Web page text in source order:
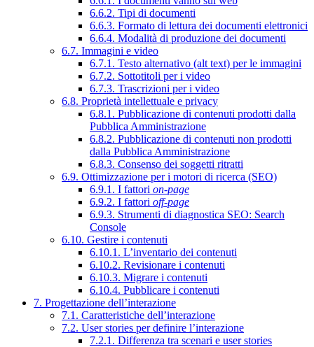
6.6.2. Tipi di documenti
6.6.3. Formato di lettura dei documenti elettronici
6.6.4. Modalità di produzione dei documenti
6.7. Immagini e video
6.7.1. Testo alternativo (alt text) per le immagini
6.7.2. Sottotitoli per i video
6.7.3. Trascrizioni per i video
6.8. Proprietà intellettuale e privacy
6.8.1. Pubblicazione di contenuti prodotti dalla
Pubblica Amministrazione
6.8.2. Pubblicazione di contenuti non prodotti
dalla Pubblica Amministrazione
6.8.3. Consenso dei soggetti ritratti
6.9. Ottimizzazione per i motori di ricerca (SEO)
6.9.1. I fattori on-page
6.9.2. I fattori off-page
6.9.3. Strumenti di diagnostica SEO: Search
Console
6.10. Gestire i contenuti
6.10.1. L’inventario dei contenuti
6.10.2. Revisionare i contenuti
6.10.3. Migrare i contenuti
6.10.4. Pubblicare i contenuti
7. Progettazione dell’interazione
7.1. Caratteristiche dell’interazione
7.2. User stories per definire l’interazione
7.2.1. Differenza tra scenari e user stories